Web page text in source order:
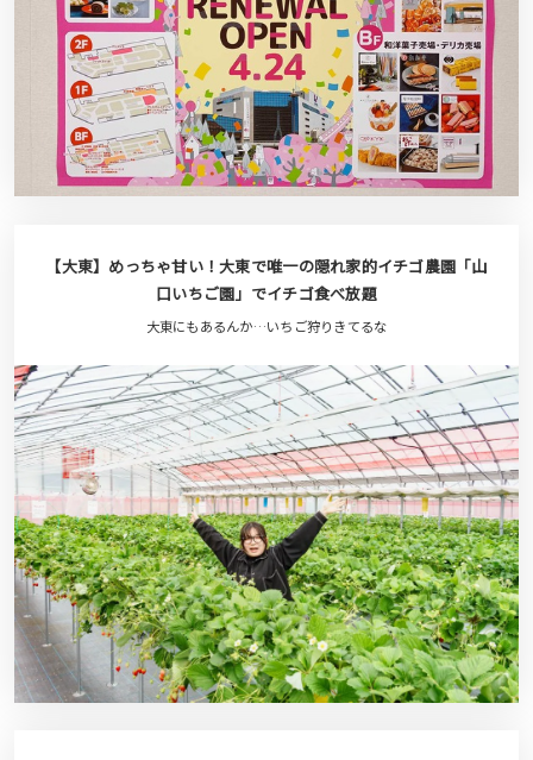
【大東】めっちゃ甘い！大東で唯一の隠れ家的イチゴ農園「山
口いちご園」でイチゴ食べ放題
大東にもあるんか…いちご狩りきてるな